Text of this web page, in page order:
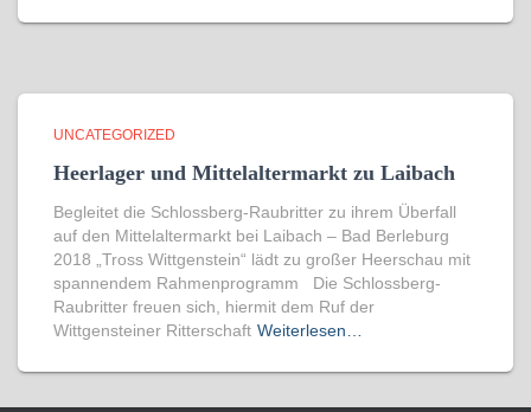
UNCATEGORIZED
Heerlager und Mittelaltermarkt zu Laibach
Begleitet die Schlossberg-Raubritter zu ihrem Überfall
auf den Mittelaltermarkt bei Laibach – Bad Berleburg
2018 „Tross Wittgenstein“ lädt zu großer Heerschau mit
spannendem Rahmenprogramm Die Schlossberg-
Raubritter freuen sich, hiermit dem Ruf der
Wittgensteiner Ritterschaft Weiterlesen…